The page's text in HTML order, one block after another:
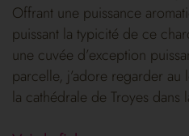
Offrant une puissance
puissant la typicité de ce
une cuvée d’exception
parcelle, j’adore regarder
la cathédrale de Troyes dans